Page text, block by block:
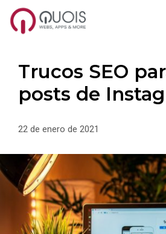
Saltar
contenidoTrucos SEO
posts de
22 de enero de 2021